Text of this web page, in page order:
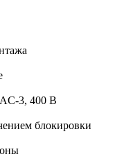
3, 400 В
блокировки